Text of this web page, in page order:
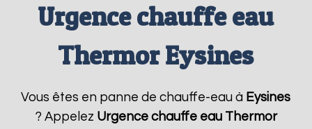
Urgence chauffe eau
Thermor Eysines
Vous êtes en panne de chauffe-eau à Eysines
? Appelez Urgence chauffe eau Thermor